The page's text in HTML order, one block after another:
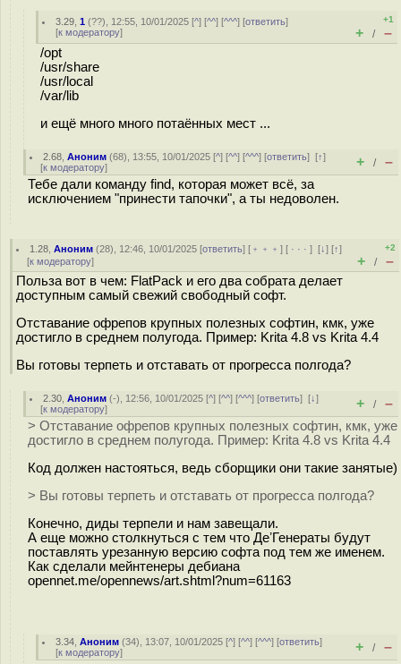
3.29 ,1 (??), 12:55, 10/01/2025 [^] [^^] [^^^] [ответить]
[к модератору]
+1
+ / –
/opt
/usr/share
/usr/local
/var/lib
и ещё много много потаённых мест ...
2.68 ,Аноним (68), 13:55, 10/01/2025 [^] [^^] [^^^] [ответить][↑]
[к модератору] + / –
Тебе дали команду find, которая может всё, за
исключением "принести тапочки", а ты недоволен.
1.28 ,Аноним (28), 12:46, 10/01/2025 [ответить] [ ﹢﹢﹢] [ · · ·][↓] [↑]
[к модератору]
+2
+ / –
Польза вот в чем: FlatPack и его два собрата делает
доступным самый свежий свободный софт.
Отставание офрепов крупных полезных софтин, кмк, уже
достигло в среднем полугода. Пример: Krita 4.8 vs Krita 4.4
Вы готовы терпеть и отставать от прогресса полгода?
2.30 ,Аноним (-), 12:56, 10/01/2025 [^] [^^] [^^^] [ответить][↓]
[к модератору] + / –
> Отставание офрепов крупных полезных софтин, кмк, уже
достигло в среднем полугода. Пример: Krita 4.8 vs Krita 4.4
Код должен настояться, ведь сборщики они такие занятые)
> Вы готовы терпеть и отставать от прогресса полгода?
Конечно, диды терпели и нам завещали.
А еще можно столкнуться с тем что ДеʼГенераты будут
поставлять урезанную версию софта под тем же именем.
Как сделали мейнтенеры дебиана
opennet.me/opennews/art.shtml?num=61163
3.34 ,Аноним (34), 13:07, 10/01/2025 [^] [^^] [^^^] [ответить]
[к модератору] + / –